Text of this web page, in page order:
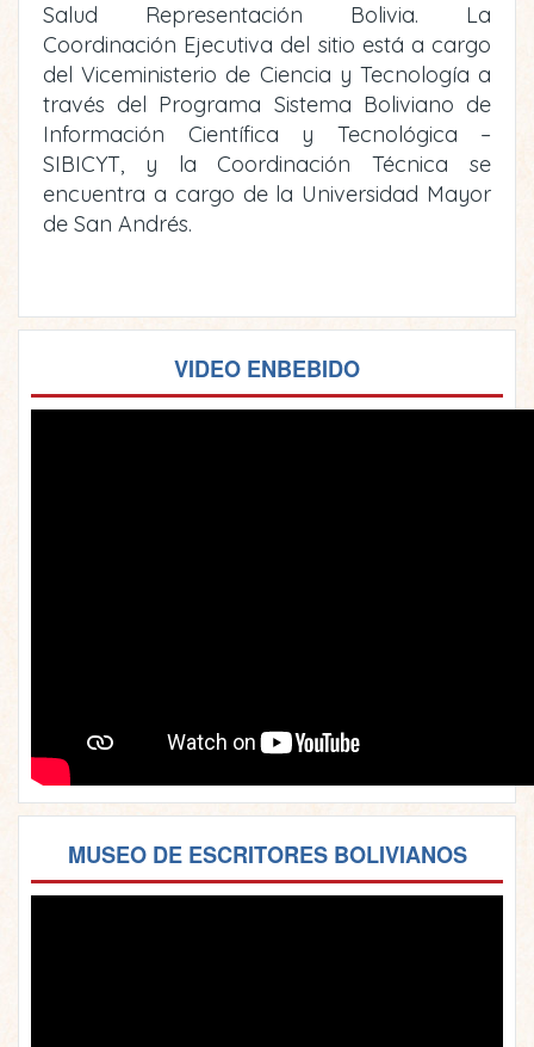
Salud Representación Bolivia. La
Coordinación Ejecutiva del sitio está a cargo
del Viceministerio de Ciencia y Tecnología a
través del Programa Sistema Boliviano de
Información Científica y Tecnológica –
SIBICYT, y la Coordinación Técnica se
encuentra a cargo de la Universidad Mayor
de San Andrés.
VIDEO ENBEBIDO
MUSEO DE ESCRITORES BOLIVIANOS